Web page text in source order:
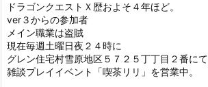
ドラゴンクエストＸ歴およそ４年ほど。
ver３からの参加者
メイン職業は盗賊
現在毎週土曜日夜２４時に
グレン住宅村雪原地区５７２５丁丁目２番にて
雑談プレイイベント「喫茶リリ」を営業中。